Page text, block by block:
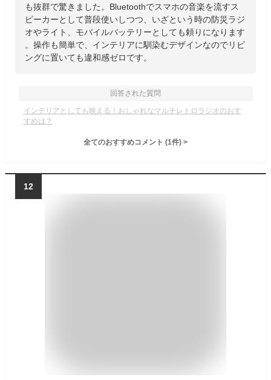
も抜群で驚きました。Bluetoothでスマホの音楽を流すス
ピーカーとして普段使いしつつ、いざという時の防災ラジ
オやライト、モバイルバッテリーとしても頼りになります
。操作も簡単で、インテリアに馴染むデザインなのでリビ
ングに置いても違和感ゼロです。
回答された質問
インテリアとしても映える！おしゃれなマルチレトロラジオのおす
すめは？
全てのおすすめコメント (1件) >
12